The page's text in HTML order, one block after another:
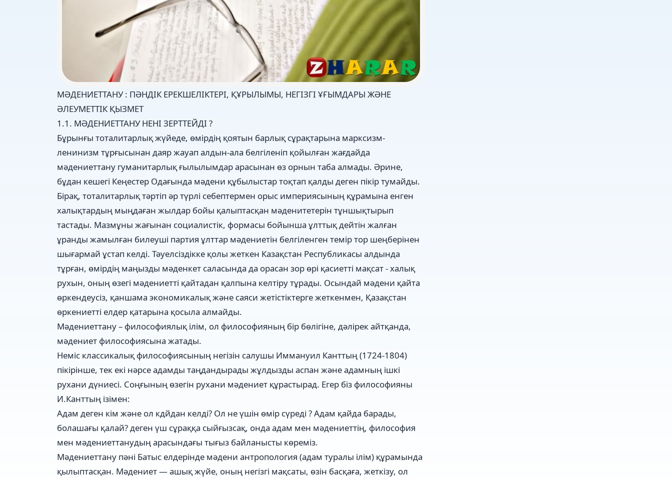
МӘДЕНИЕТТАНУ : ПӘНДІК ЕРЕКШЕЛІКТЕРІ, ҚҰРЫЛЫМЫ, НЕГІЗГІ ҰҒЫМДАРЫ ЖӘНЕ
ӘЛЕУМЕТТІК ҚЫЗМЕТ
1.1. МӘДЕНИЕТТАНУ НЕНІ ЗЕРТТЕЙДІ ?
Бұрынғы тоталитарлық жүйеде, өмірдің қоятын барлық сұрақтарына марксизм-
ленинизм тұрғысынан даяр жауап алдын-ала белгіленіп қойылған жағдайда
мәдениеттану гуманитарлық ғылылымдар арасынан өз орнын таба алмады. Әрине,
бұдан кешегі Кеңестер Одағында мәдени құбылыстар тоқтап қалды деген пікір тумайды.
Бірақ, тоталитарлық тәртіп әр түрлі себептермен орыс империясының құрамына енген
халықтардың мыңдаған жылдар бойы қалыптасқан мәденитетерін тұншықтырып
тастады. Мазмұны жағынан социалистік, формасы бойынша ұлттық дейтін жалған
ұранды жамылған билеуші партия ұлттар мәдениетін белгіленген темір тор шеңберінен
шығармай ұстап келді. Тәуелсіздікке қолы жеткен Казақстан Республикасы алдында
тұрған, өмірдің маңызды мәденкет саласында да орасан зор өрі қасиетті мақсат - халық
рухын, оның өзегі мәдениетті қайтадан қалпына келтіру тұрады. Осындай мәдени қайта
өркендеусіз, қаншама экономикалық және саяси жетістіктерге жеткенмен, Қазақстан
өркениетті елдер қатарына қосыла алмайды.
Мәдениеттану – философиялық ілім, ол философияның бір бөлігіне, дәлірек айтқанда,
мәдениет философиясына жатады.
Неміс классикалық философиясының негізін салушы Иммануил Канттың (1724-1804)
пікірінше, тек екі нәрсе адамды таңдандырады жұлдызды аспан және адамның ішкі
рухани дүниесі. Соңғының өзегін рухани мәдениет құрастырад. Егер біз философияны
И.Канттың ізімен:
Адам деген кім және ол кдйдан келді? Ол не үшін өмір сүреді ? Адам қайда барады,
болашағы қалай? деген үш сұраққа сыйғызсақ, онда адам мен мәдениеттің, философия
мен мәдениеттанудың арасындағы тығыз байланысты көреміз.
Мәдениеттану пәні Батыс елдерінде мәдени антропология (адам туралы ілім) құрамында
қылыптасқан. Мәдениет — ашық жүйе, оның негізгі мақсаты, өзін басқаға, жеткізу, ол